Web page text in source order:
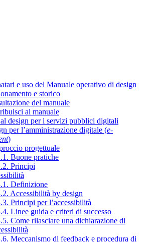
e uso del Manuale operativo di design
e storico
del manuale
al manuale
design per i servizi pubblici digitali
per l’amministrazione digitale (e-
)
progettuale
Buone pratiche
Principi
Definizione
Accessibilità by design
Principi per l’accessibilità
Linee guida e criteri di successo
Come rilasciare una dichiarazione di
Meccanismo di feedback e procedura di